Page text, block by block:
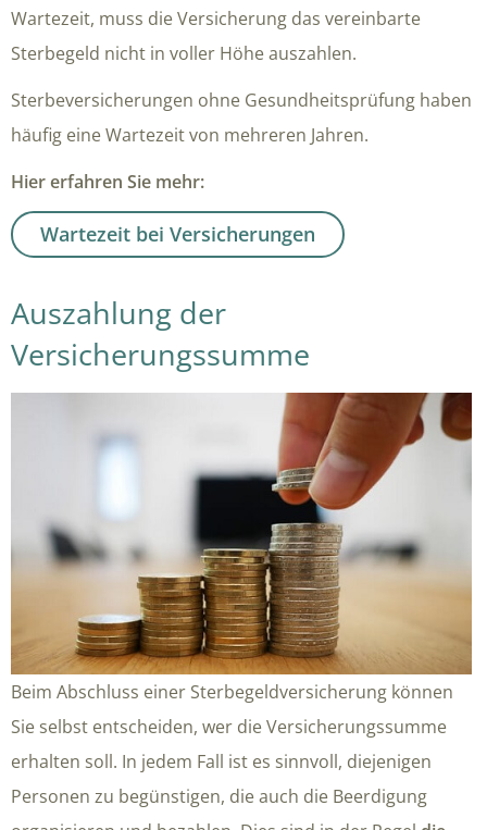
Wartezeit, muss die Versicherung das vereinbarte
Sterbegeld nicht in voller Höhe auszahlen.
Sterbeversicherungen ohne Gesundheitsprüfung haben
häufig eine Wartezeit von mehreren Jahren.
Hier erfahren Sie mehr:
Wartezeit bei Versicherungen
Auszahlung der
Versicherungssumme
Beim Abschluss einer Sterbegeldversicherung können
Sie selbst entscheiden, wer die Versicherungssumme
erhalten soll. In jedem Fall ist es sinnvoll, diejenigen
Personen zu begünstigen, die auch die Beerdigung